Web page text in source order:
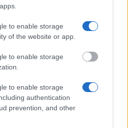
to enable storage
of the website or app.
to enable storage
to enable storage
authentication
prevention, and other
com o apoio da Comissão Europeia
Análise honesta, pagamentos